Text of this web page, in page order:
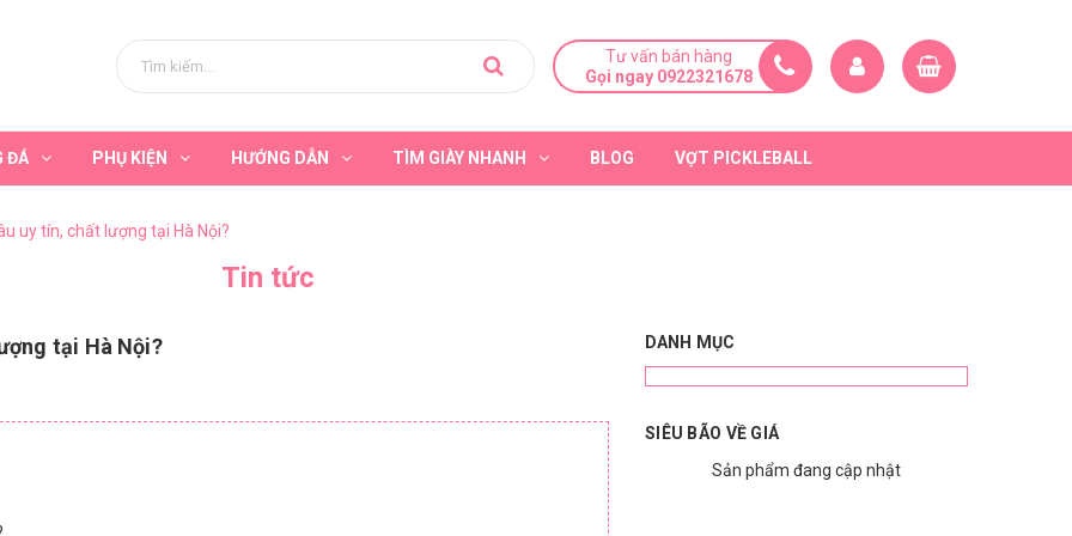
Tư vấn bán hàng
Gọi ngay 0922321678
ĐÁ PHỤ KIỆN HƯỚNG DẪN TÌM GIÀY NHANH BLOG VỢT PICKLEBALL
uy tín, chất lượng tại Hà Nội?
Tin tức
tại Hà Nội? DANH MỤC
SIÊU BÃO VỀ GIÁ
Sản phẩm đang cập nhật